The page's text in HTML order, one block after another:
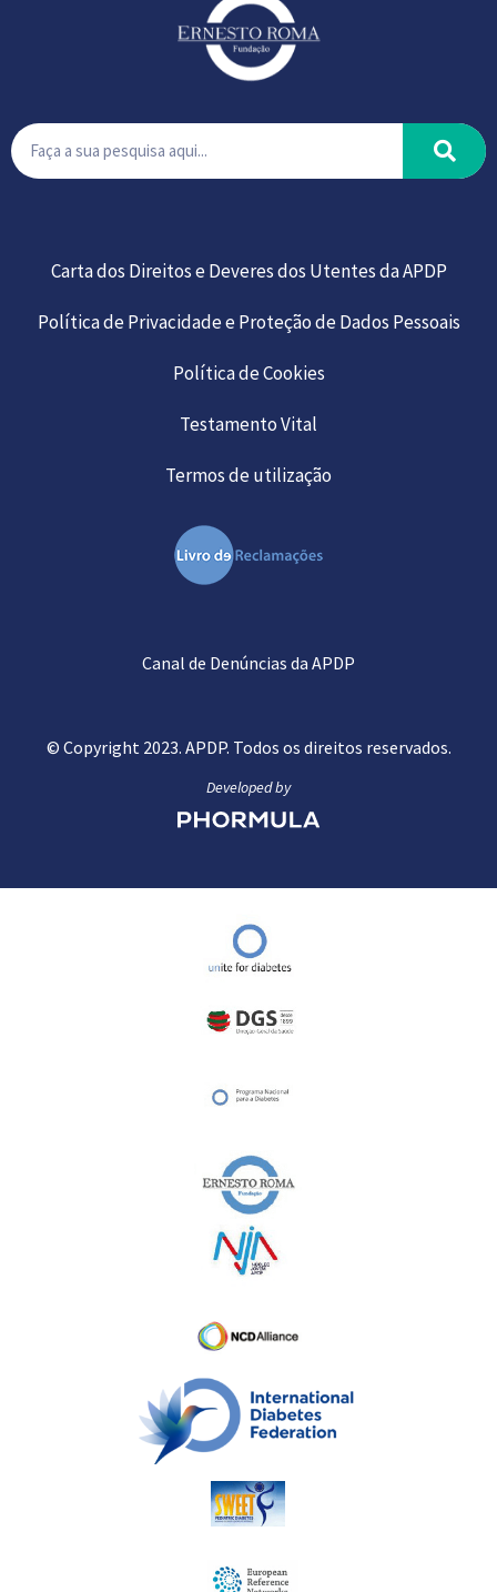
Carta dos Direitos e Deveres dos Utentes da APDP
Política de Privacidade e Proteção de Dados Pessoais
Política de Cookies
Testamento Vital
Termos de utilização
Canal de Denúncias da APDP
© Copyright 2023. APDP. Todos os direitos reservados.
Developed by